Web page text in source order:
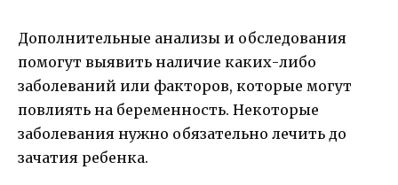
Дополнительные анализы и обследования
помогут выявить наличие каких-либо
заболеваний или факторов, которые могут
повлиять на беременность. Некоторые
заболевания нужно обязательно лечить до
зачатия ребенка.